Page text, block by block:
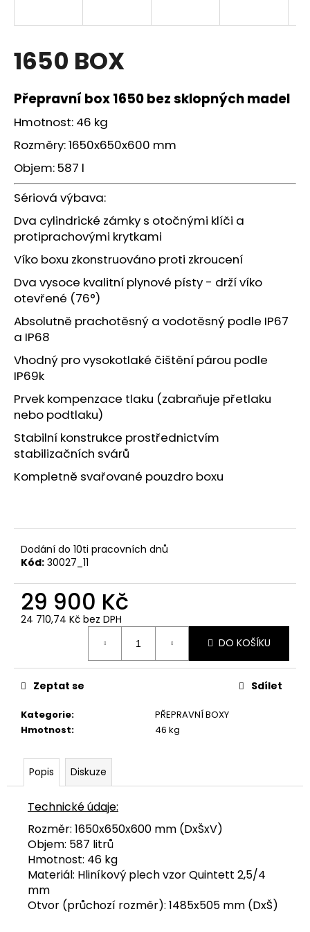
1650 BOX
Přepravní box 1650bez sklopných madel
Hmotnost: 46 kg
Rozměry: 1650x650x600 mm
Objem: 587 l
Sériová výbava:
Dva cylindrické zámky s otočnými klíči a
protiprachovými krytkami
Víko boxu zkonstruováno proti zkroucení
Dva vysoce kvalitní plynové písty - drží víko
otevřené (76°)
Absolutně prachotěsný a vodotěsný podle IP67
a IP68
Vhodný pro vysokotlaké čištění párou podle
IP69k
Prvek kompenzace tlaku (zabraňuje přetlaku
nebo podtlaku)
Stabilní konstrukce prostřednictvím
stabilizačních svárů
Kompletně svařované pouzdro boxu
Dodání do 10ti pracovních dnů
Kód: 30027_11
29 900 Kč
24 710,74 Kč bez DPH
DO KOŠÍKU
Kategorie:
PŘEPRAVNÍ BOXY
Hmotnost: 46 kg
Zeptat se Sdílet
Popis Diskuze
Technické údaje:
Rozměr: 1650x650x600 mm (DxŠxV)
Objem: 587 litrů
Hmotnost: 46 kg
Materiál: Hliníkový plech vzor Quintett 2,5/4
mm
Otvor (průchozí rozměr): 1485x505 mm (DxŠ)
í
t
?
D
o
p
o
r
u
č
u
j
e
m
EXPEDIČNÍ
STAN
ALU-
GEN
117
925
Kč